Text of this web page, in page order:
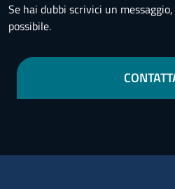
Se hai dubbi scrivici un
possibile.